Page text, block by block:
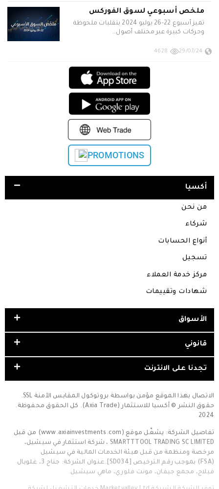
ملخص أسبوعي لسوق الفوركس
تميز أسبوع 22-26 يوليو 2024 بتقلبات ملحوظة
وحركات كبيرة عبر مختلف أصول…
29/07/24
4628
PROMOTIONS
أكسيا
من نحن
شركاء
أنواع الحسابات
تسجيل
مركز خدمة العملاء
شهادات وتقييمات
الأسواق
قانوني
تجدنا على الانترنت
الاتصال بهذا الموقع مؤمن بواسطة بروتوكول المقابس الآمنة SSL.
حقوق النشر © أكسيا للاستثمار (Axia Trade). كل الحقوق محفوظة.
2024
تفاصيل الشركة: يشغّل موقع (www.axiainvestments.com) من قبل
SMARTTTOOL TRADING SC LIMITED ، شركة استثمار في سيشيل،
مرخصة ومنظمة من قبل هيئة الخدمات المالية في سيشيل
(FSA) بموجب رقم الترخيص [SD034].عنوان الشركة: جناح 3، غلوبال
فيلاج، مجمع جيفان، مونت فلوري، ماهي سيشيل.